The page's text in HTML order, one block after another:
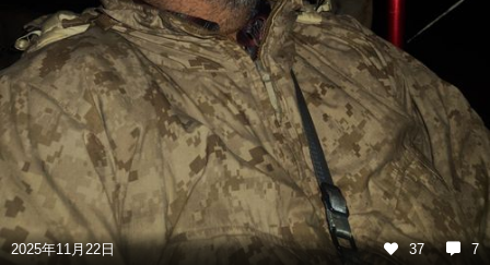
2025年11月22日 37 7